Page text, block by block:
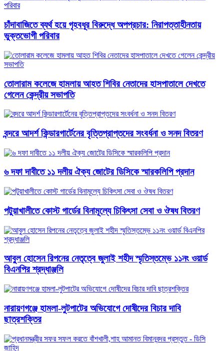
চাঁদাবাজিতে ব্যর্থ হয়ে গৃহবধূর বিরুদ্ধে অপপ্রচার: নিরাপত্তাহীনতায়
ভুক্তভোগী পরিবার
তোলারাম কলেজে হামলায় আহত শিবির নেতাদের হাসপাতালে দেখতে
গেলেন কেন্দ্রীয় সভাপতি
বন্দরে আদর্শ কিন্ডারগার্টেনের বৃত্তিপ্রাপ্তদের সংবর্ধনা ও সনদ বিতরণ
৬ দফা দাবীতে ১১ দলীয় ঐক্য জোটের ডিসিকে স্মারকলিপি প্রদান
পটুয়াখালীতে কোস্ট গার্ডের বিনামূল্যে চিকিৎসা সেবা ও ঔষধ বিতরণ
আবু্ল হোসেন রিপনের নেতৃত্বে জুলাই শহীদ স্মৃতিস্তম্ভে ১১নং ওয়ার্ড
বিএনপির শ্রদ্ধাঞ্জলি
নারায়ণগঞ্জে হামলা-লুটপাটের অভিযোগে দোষীদের বিচার দাবি
ছাত্রশক্তির